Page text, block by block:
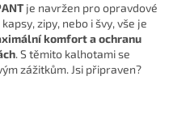
je navržen pro opravdové
zipy, nebo i švy, vše je
komfort a ochranu
. S těmito kalhotami se
zážitkům. Jsi připraven?